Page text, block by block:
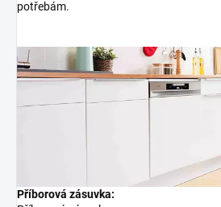
potřebám.
Příborová zásuvka: